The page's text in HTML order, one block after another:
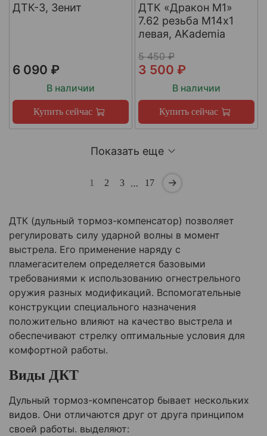
ДТК-3, Зенит
6 090 ₽
В наличии
Купить сейчас
ДТК «Дракон М1»
7.62 резьба М14х1
левая, AKademia
5 450 ₽
3 500 ₽
В наличии
Купить сейчас
Показать еще
1 2 3 … 17
ДТК (дульный тормоз-компенсатор) позволяет
регулировать силу ударной волны в момент
выстрела. Его применение наряду с
пламегасителем определяется базовыми
требованиями к использованию огнестрельного
оружия разных модификаций. Вспомогательные
конструкции специального назначения
положительно влияют на качество выстрела и
обеспечивают стрелку оптимальные условия для
комфортной работы.
Виды ДКТ
Дульный тормоз-компенсатор бывает нескольких
видов. Они отличаются друг от друга принципом
своей работы. выделяют: